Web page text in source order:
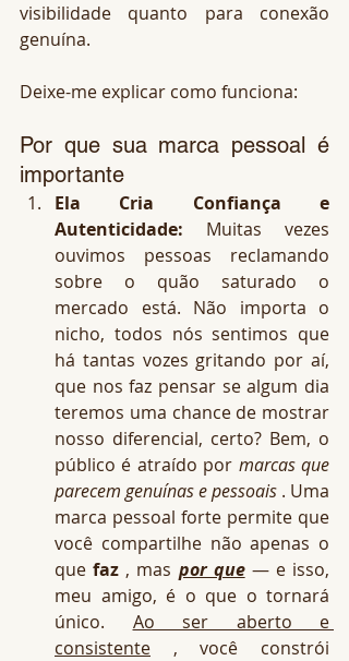
visibilidade quanto para conexão
genuína.
Deixe-me explicar como funciona:
Por que sua marca pessoal é
importante
Ela Cria Confiança e
Autenticidade: Muitas vezes
ouvimos pessoas reclamando
sobre o quão saturado o
mercado está. Não importa o
nicho, todos nós sentimos que
há tantas vozes gritando por aí,
que nos faz pensar se algum dia
teremos uma chance de mostrar
nosso diferencial, certo? Bem, o
público é atraído por marcas que
parecem genuínas e pessoais . Uma
marca pessoal forte permite que
você compartilhe não apenas o
que faz , mas por que — e isso,
meu amigo, é o que o tornará
único. Ao ser aberto e
consistente